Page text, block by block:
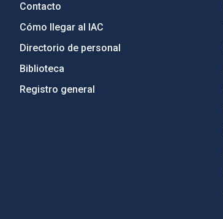
Contacto
Cómo llegar al IAC
Directorio de personal
Biblioteca
Registro general